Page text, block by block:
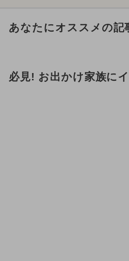
あなたにオススメの記
必見! お出かけ家族に